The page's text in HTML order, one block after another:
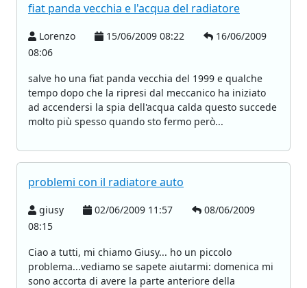
fiat panda vecchia e l'acqua del radiatore
Lorenzo 15/06/2009 08:22
16/06/2009
08:06
salve ho una fiat panda vecchia del 1999 e qualche
tempo dopo che la ripresi dal meccanico ha iniziato
ad accendersi la spia dell'acqua calda questo succede
molto più spesso quando sto fermo però...
problemi con il radiatore auto
giusy 02/06/2009 11:57
08/06/2009
08:15
Ciao a tutti, mi chiamo Giusy... ho un piccolo
problema...vediamo se sapete aiutarmi: domenica mi
sono accorta di avere la parte anteriore della